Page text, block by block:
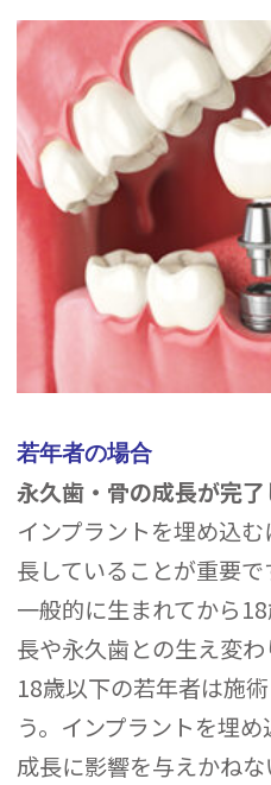
若年者の場合
永久歯・骨の成長が完
インプラントを埋め込
長していることが重要で
一般的に生まれてから
長や永久歯との生え変わ
18歳以下の若年者は施
う。インプラントを埋
成長に影響を与えかねな